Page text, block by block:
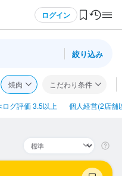
ログイン
員登録 絞り込み
焼肉 こだわり条件
ログ評価 3.5以上 個人経営(2店舗